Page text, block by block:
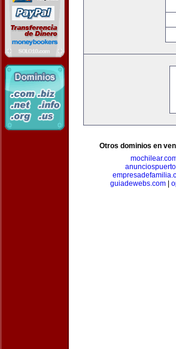
Otros dominios en
guiadewebs.com